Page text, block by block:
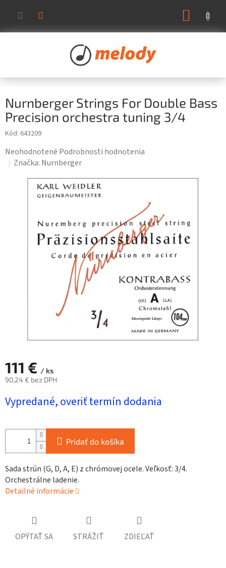
obsah
Nurnberger Strings For Double Bass
Precision orchestra tuning 3/4
Kód: 643209
Priemerné
hodnotenie
hviezdičiek.
Neohodnotené Podrobnosti hodnotenia
Značka: Nurnberger
111 € / ks
90,24 € bez DPH
cena:
Vypredané, overiť termín dodania
Pridať do košíka
Sada strún (G, D, A, E) z chrómovej ocele. Veľkosť: 3/4.
Orchestrálne ladenie.
Detailné informácie
OPÝTAŤ SA STRÁŽIŤ ZDIEĽAŤ